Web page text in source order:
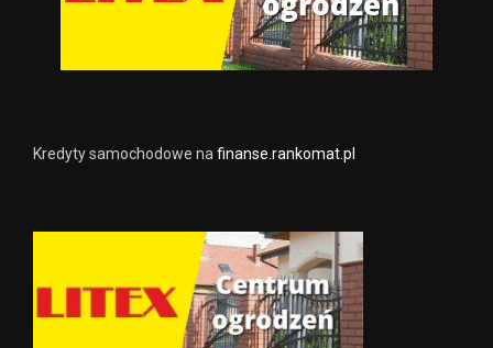
Kredyty samochodowe na finanse.rankomat.pl